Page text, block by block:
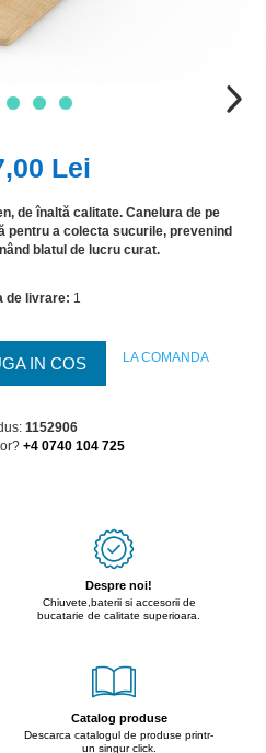
Lei
de înaltă calitate. Canelura de pe
pentru a colecta sucurile, prevenind
blatul de lucru curat.
de livrare: 1
IN COS LA COMANDA
1152906
+4 0740 104 725
Despre noi!
Chiuvete,baterii si accesorii de
bucatarie de calitate superioara.
Catalog produse
Descarca catalogul de produse printr-
un singur click.